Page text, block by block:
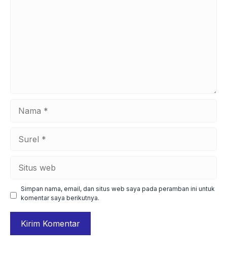
Simpan nama, email, dan situs web saya pada peramban ini untuk
komentar saya berikutnya.